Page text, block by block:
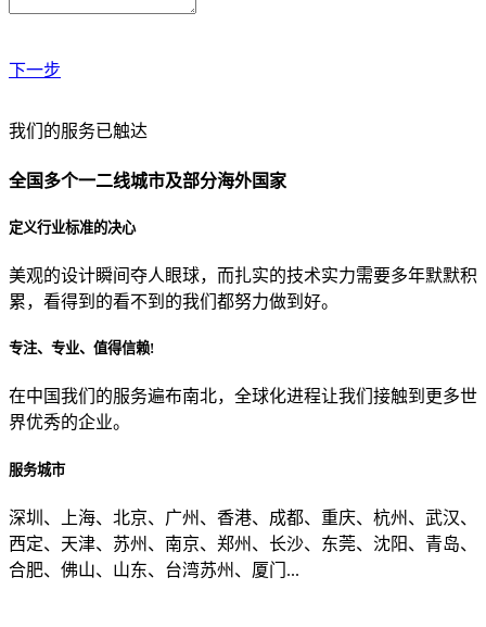
下一步
贵公司预算范围是？
贵公司的团队规模是？
目前主要的营销渠道是？
我们的服务已触达
全国多个一二线城市及部分海外国家
定义行业标准的决心
美观的设计瞬间夺人眼球，而扎实的技术实力需要多年默默积
累，看得到的看不到的我们都努力做到好。
专注、专业、值得信赖!
在中国我们的服务遍布南北，全球化进程让我们接触到更多世
界优秀的企业。
服务城市
深圳、上海、北京、广州、香港、成都、重庆、杭州、武汉、
西定、天津、苏州、南京、郑州、长沙、东莞、沈阳、青岛、
合肥、佛山、山东、台湾苏州、厦门...